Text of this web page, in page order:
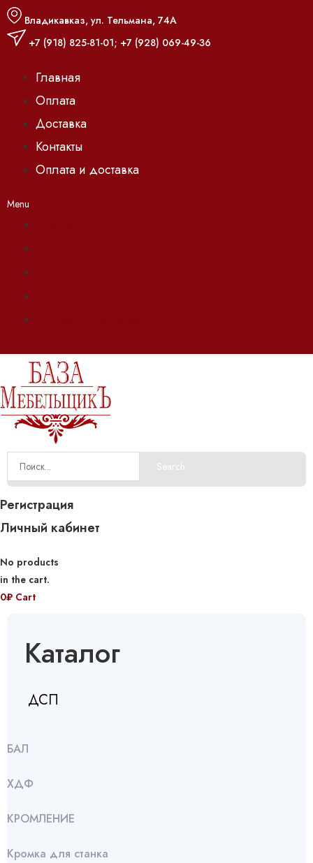
Владикавказ, ул. Тельмана, 74А
+7 (918) 825-81-01; +7 (928) 069-49-36
Главная
Оплата
Доставка
Контакты
Оплата и доставка
Menu
Search
Регистрация
Личный кабинет
No products
in the cart.
0₽ Cart
Каталог
ДСП
БАЛ
ХДФ
КРОМЛЕНИЕ
Кромка для станка